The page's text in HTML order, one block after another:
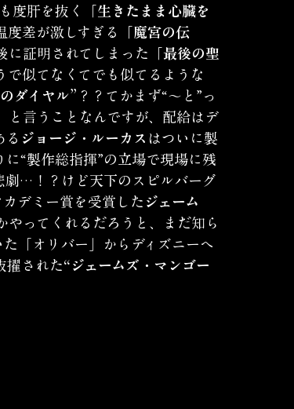
度肝を抜く
「生きたまま心臓を
度差が激しすぎる
「魔宮の伝
に証明されてしまった
「最後の聖
で似てなくてでも似てるような
ダイヤル” ？？てかまず“〜と”っ
と言うことなんですが、配給はデ
る ジョージ・ルーカス はついに製
に“製作総指揮”の立場で現場に残
劇…！？けど天下のスピルバーグ
デミー賞を受賞した ジェーム
ってくれるだろうと、まだ知ら
「オリバー」からディズニーへ
擢された“ジェームズ・マンゴー